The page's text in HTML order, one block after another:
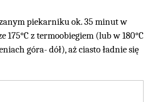
piekarniku ok. 35 minut w
175°C z termoobiegiem (lub w 180°C
góra- dół), aż ciasto ładnie się